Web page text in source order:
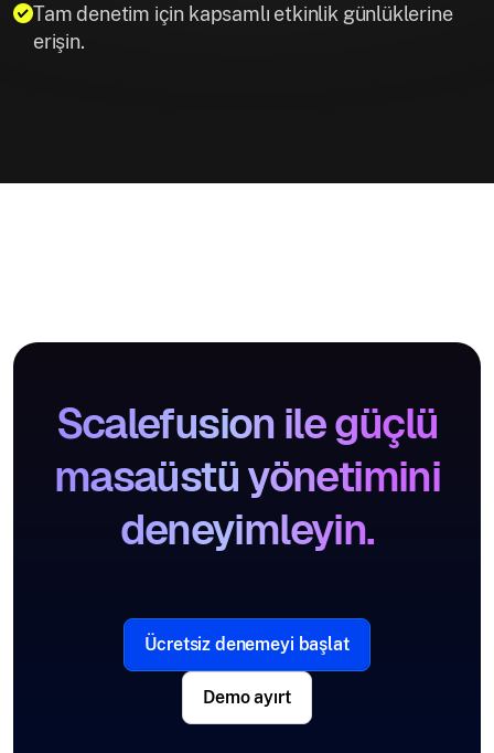
Tam denetim için kapsamlı etkinlik günlüklerine
erişin.
Scalefusion ile güçlü
masaüstü yönetimini
deneyimleyin.
Ücretsiz denemeyi başlat
Demo ayırt